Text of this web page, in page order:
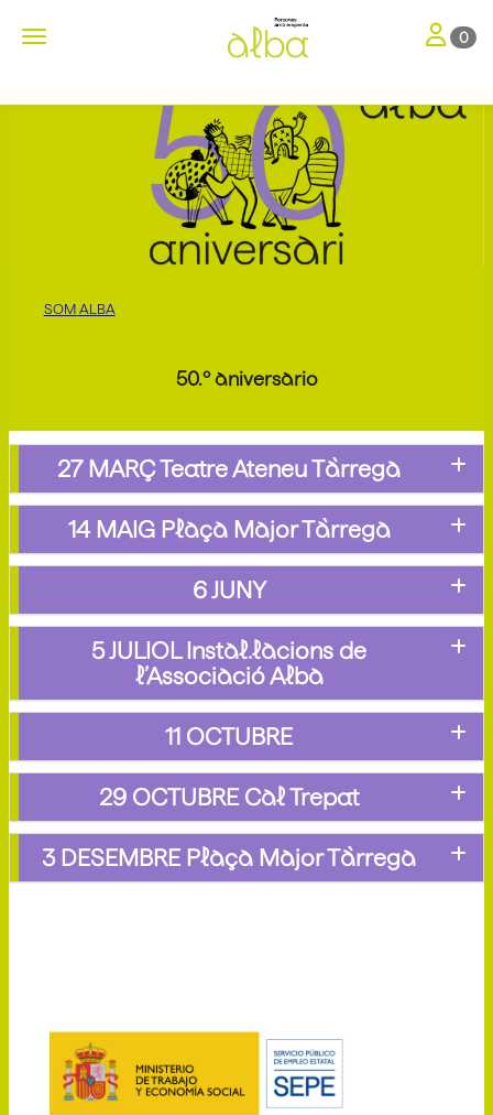
Toggle navigation Toggle
0
SOM ALBA
50.º aniversario
27 MARÇ Teatre Ateneu Tàrrega
14 MAIG Plaça Major Tàrrega
6 JUNY
5 JULIOL Instal.lacions de
l’Associació Alba
11 OCTUBRE
29 OCTUBRE Cal Trepat
3 DESEMBRE Plaça Major Tàrrega